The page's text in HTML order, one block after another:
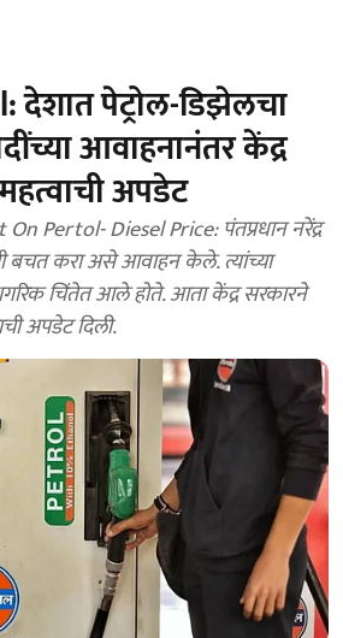
पेट्रोल-डिझेलचा
आवाहनानंतर केंद्र
अपडेट
Pertol- Diesel Price: पंतप्रधान नरेंद्र
बचत करा असे आवाहन केले. त्यांच्या
चिंतेत आले होते. आता केंद्र सरकारने
अपडेट दिली.